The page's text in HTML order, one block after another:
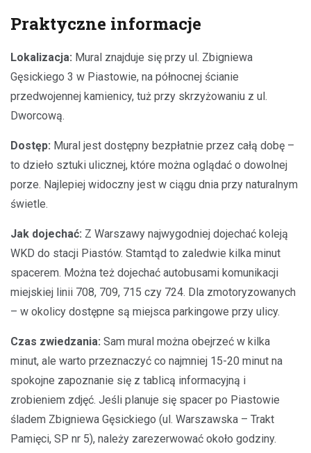
Praktyczne informacje
Lokalizacja: Mural znajduje się przy ul. Zbigniewa
Gęsickiego 3 w Piastowie, na północnej ścianie
przedwojennej kamienicy, tuż przy skrzyżowaniu z ul.
Dworcową.
Dostęp: Mural jest dostępny bezpłatnie przez całą dobę –
to dzieło sztuki ulicznej, które można oglądać o dowolnej
porze. Najlepiej widoczny jest w ciągu dnia przy naturalnym
świetle.
Jak dojechać: Z Warszawy najwygodniej dojechać koleją
WKD do stacji Piastów. Stamtąd to zaledwie kilka minut
spacerem. Można też dojechać autobusami komunikacji
miejskiej linii 708, 709, 715 czy 724. Dla zmotoryzowanych
– w okolicy dostępne są miejsca parkingowe przy ulicy.
Czas zwiedzania: Sam mural można obejrzeć w kilka
minut, ale warto przeznaczyć co najmniej 15-20 minut na
spokojne zapoznanie się z tablicą informacyjną i
zrobieniem zdjęć. Jeśli planuje się spacer po Piastowie
śladem Zbigniewa Gęsickiego (ul. Warszawska – Trakt
Pamięci, SP nr 5), należy zarezerwować około godziny.